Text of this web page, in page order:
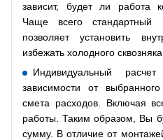
зависит, будет ли работа
Чаще всего
позволяет установить
избежать холодного сквозняка.
Индивидуальный
зависимости от
смета расходов. Включая
работы. Таким образом, Вы
сумму. В отличие от